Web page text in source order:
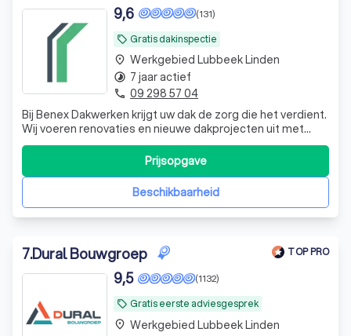
local_offer Gratis dakinspectie
(131)
9,6
Bij Benex Dakwerken krijgt uw dak de zorg die het verdient.
Wij voeren renovaties en nieuwe dakprojecten uit met
focus op kwaliteit, betrouwbaarheid en tevreden klanten.
Zowel platte als hellende daken, groot of klein – wij
zorgen voor een stevig resultaat.
Beschikbaarheid
Prijsopgave
place Werkgebied Lubbeek Linden
timelapse 7 jaar actief
phone 09 298 57 04
7.Dural Bouwgroep TOP PRO
local_offer Gratis eerste adviesgesprek
(1132)
9,5
place Werkgebied Lubbeek Linden